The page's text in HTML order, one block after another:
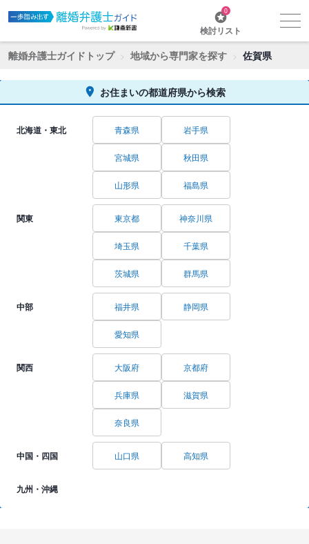
0
検討リスト
離婚弁護士ガイドトップ 地域から専門家を探す 佐賀県
お住まいの都道府県から検索
北海道・東北 青森県 岩手県
宮城県 秋田県
山形県 福島県
関東 東京都 神奈川県
埼玉県 千葉県
茨城県 群馬県
中部 福井県 静岡県
愛知県
関西 大阪府 京都府
兵庫県 滋賀県
奈良県
中国・四国 山口県 高知県
九州・沖縄